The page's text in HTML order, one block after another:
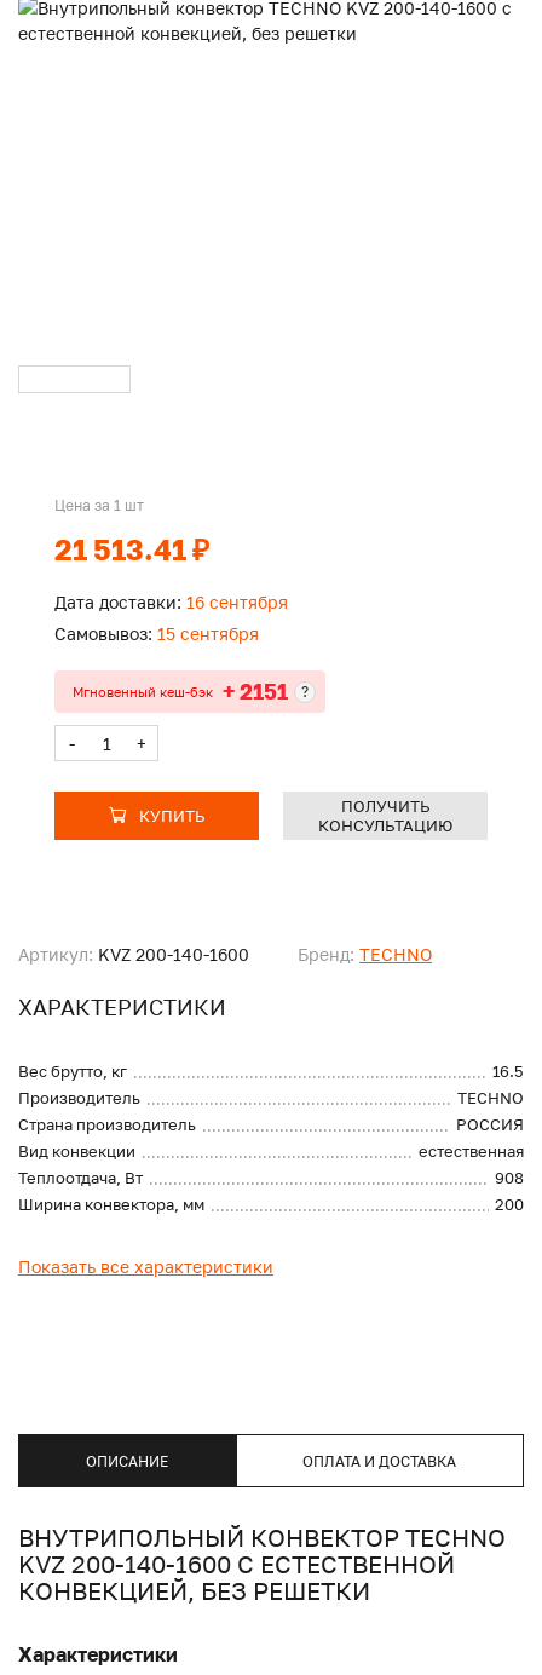
Артикул: KVZ 200-140-1600 Бренд: TECHNO
ХАРАКТЕРИСТИКИ
Вес брутто, кг
16.5
Производитель
TECHNO
Страна производитель
РОССИЯ
Вид конвекции
естественная
Теплоотдача, Вт
908
Ширина конвектора, мм
200
Показать все характеристики
Цена за 1 шт
21 513.41 ₽
Дата доставки: 16 сентября
Самовывоз: 15 сентября
Мгновенный кеш-бэк + 2151 ?
- +
КУПИТЬ
ПОЛУЧИТЬ
КОНСУЛЬТАЦИЮ
ОПИСАНИЕ ОПЛАТА И ДОСТАВКА
ВНУТРИПОЛЬНЫЙ КОНВЕКТОР TECHNO
KVZ 200-140-1600 С ЕСТЕСТВЕННОЙ
КОНВЕКЦИЕЙ, БЕЗ РЕШЕТКИ
Характеристики